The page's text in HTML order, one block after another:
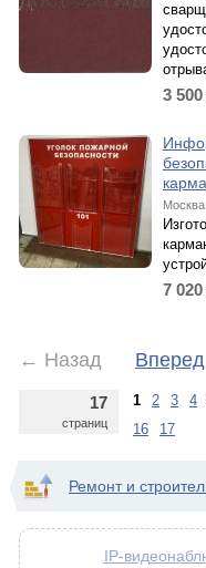
3 500
Москва
7 020
← Назад Вперед
17
страниц
1 2 3 4
16
17
Ремонт и
IP-